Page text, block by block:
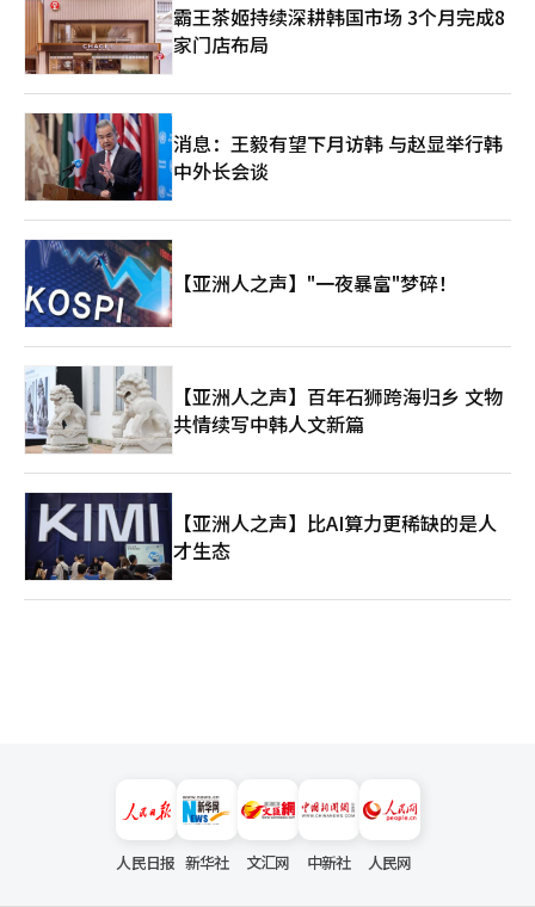
霸王茶姬持续深耕韩国市场 3个月完成8
家门店布局
消息：王毅有望下月访韩 与赵显举行韩
中外长会谈
【亚洲人之声】"一夜暴富"梦碎！
【亚洲人之声】百年石狮跨海归乡 文物
共情续写中韩人文新篇
【亚洲人之声】比AI算力更稀缺的是人
才生态
人民日报 新华社 文汇网 中新社 人民网